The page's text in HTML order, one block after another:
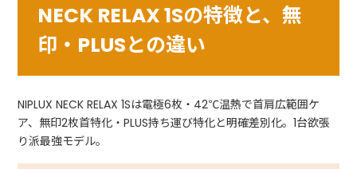
NECK RELAX 1Sの特徴と、無
印・PLUSとの違い
NIPLUX NECK RELAX 1Sは電極6枚・42℃温熱で首肩広範囲ケ
ア、無印2枚首特化・PLUS持ち運び特化と明確差別化。1台欲張
り派最強モデル。